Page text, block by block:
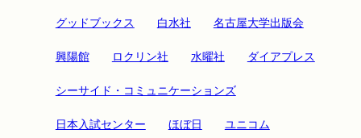
グッドブックス 白水社 名古屋大学出版会
興陽館 ロクリン社 水曜社 ダイアプレス
シーサイド・コミュニケーションズ
日本入試センター ほぼ日 ユニコム